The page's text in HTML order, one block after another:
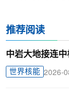
推荐阅读
中岩大地接连
世界核能 2026-